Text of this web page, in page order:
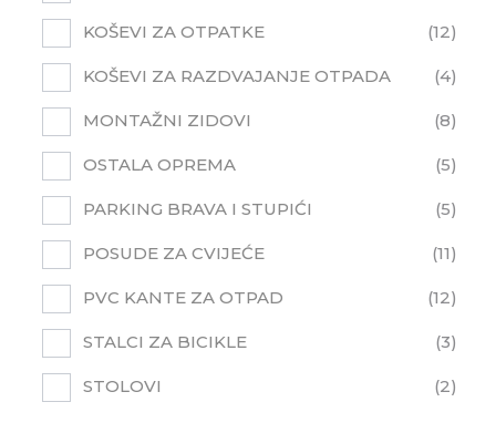
KOŠEVI ZA OTPATKE 12
KOŠEVI ZA RAZDVAJANJE OTPADA 4
MONTAŽNI ZIDOVI 8
OSTALA OPREMA 5
PARKING BRAVA I STUPIĆI 5
POSUDE ZA CVIJEĆE 11
PVC KANTE ZA OTPAD 12
STALCI ZA BICIKLE 3
STOLOVI 2